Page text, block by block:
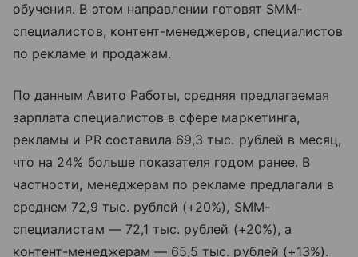
обучения. В этом направлении готовят SMM-
специалистов, контент-менеджеров, специалистов
по рекламе и продажам.
По данным Авито Работы, средняя предлагаемая
зарплата специалистов в сфере маркетинга,
рекламы и PR составила 69,3 тыс. рублей в месяц,
что на 24% больше показателя годом ранее. В
частности, менеджерам по рекламе предлагали в
среднем 72,9 тыс. рублей (+20%), SMM-
специалистам — 72,1 тыс. рублей (+20%), а
контент-менеджерам — 65,5 тыс. рублей (+13%).